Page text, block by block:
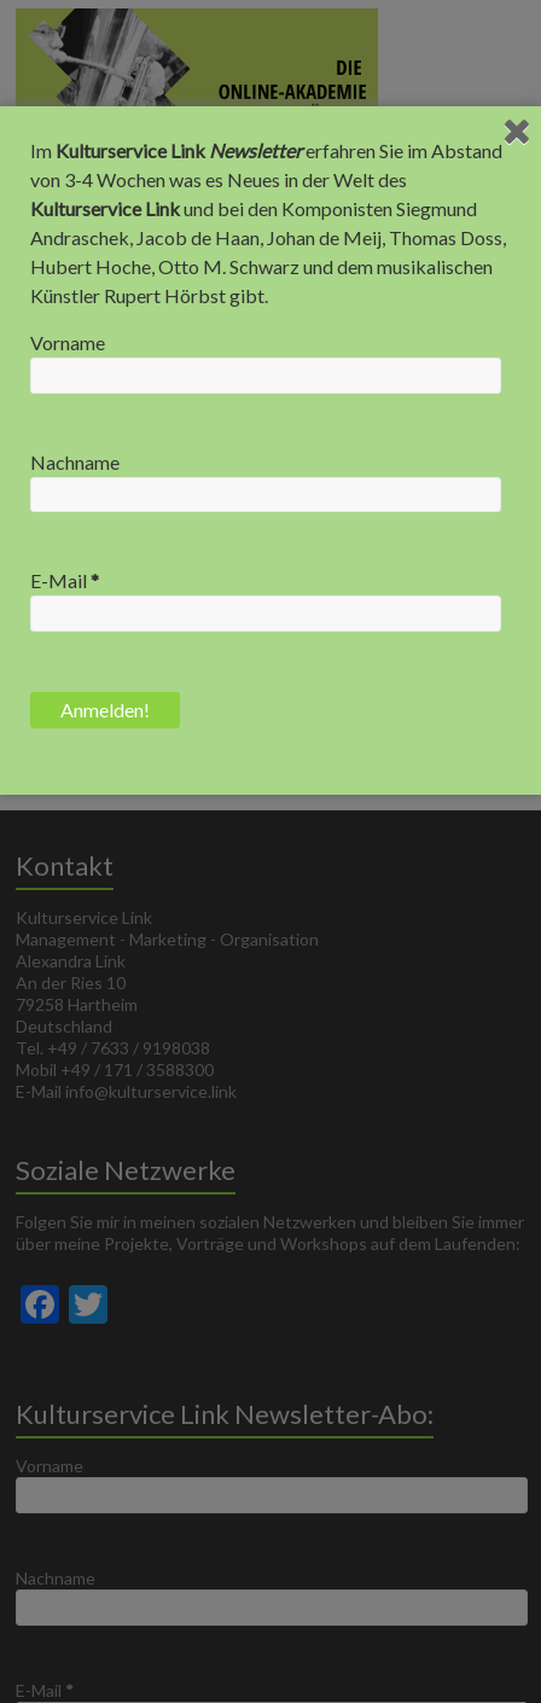
Anzeige
Kontakt
Kulturservice Link
Management - Marketing - Organisation
Alexandra Link
An der Ries 10
79258 Hartheim
Deutschland
Tel. +49 / 7633 / 9198038
Mobil +49 / 171 / 3588300
E-Mail info@kulturservice.link
Soziale Netzwerke
Folgen Sie mir in meinen sozialen Netzwerken und bleiben Sie immer
über meine Projekte, Vorträge und Workshops auf dem Laufenden:
F
b
o
er
Kulturservice Link Newsletter-Abo:
Vorname
Nachname
E-Mail *
Im Kulturservice Link Newslettererfahren Sie im Abstand
von 3-4 Wochen was es Neues in der Welt des
Kulturservice Linkund bei den Komponisten Siegmund
Andraschek, Jacob de Haan, Johan de Meij, Thomas Doss,
Hubert Hoche, Otto M. Schwarz und dem musikalischen
Künstler Rupert Hörbst gibt.
Vorname
Nachname
E-Mail*